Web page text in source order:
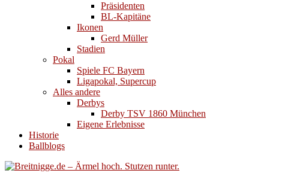
Präsidenten
BL-Kapitäne
Ikonen
Gerd Müller
Stadien
Pokal
Spiele FC Bayern
Ligapokal, Supercup
Alles andere
Derbys
Derby TSV 1860 München
Eigene Erlebnisse
Historie
Ballblogs